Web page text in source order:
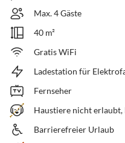
Max. 4 Gäste
40 m²
Gratis WiFi
Ladestation für
Fernseher
Haustiere nicht
Barrierefreier Urlaub